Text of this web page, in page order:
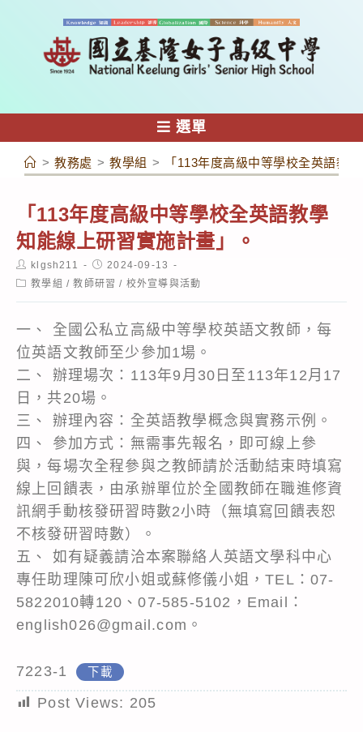
容
選單
> 教務處 > 教學組 > 「113年度高級中等學校全英語教
「113年度高級中等學校全英語教學
知能線上研習實施計畫」。
Post
author:
klgsh211
Post
published:
2024-09-13
Post教學組 / 教師研習 / 校外宣導與活動
一、 全國公私立高級中等學校英語文教師，每
位英語文教師至少參加1場。
二、 辦理場次：113年9月30日至113年12月17
日，共20場。
三、 辦理內容：全英語教學概念與實務示例。
四、 參加方式：無需事先報名，即可線上參
與，每場次全程參與之教師請於活動結束時填寫
線上回饋表，由承辦單位於全國教師在職進修資
訊網手動核發研習時數2小時（無填寫回饋表恕
不核發研習時數）。
五、 如有疑義請洽本案聯絡人英語文學科中心
專任助理陳可欣小姐或蘇修儀小姐，TEL：07-
5822010轉120、07-585-5102，Email：
english026@gmail.com。
7223-1 下載
Post Views: 205